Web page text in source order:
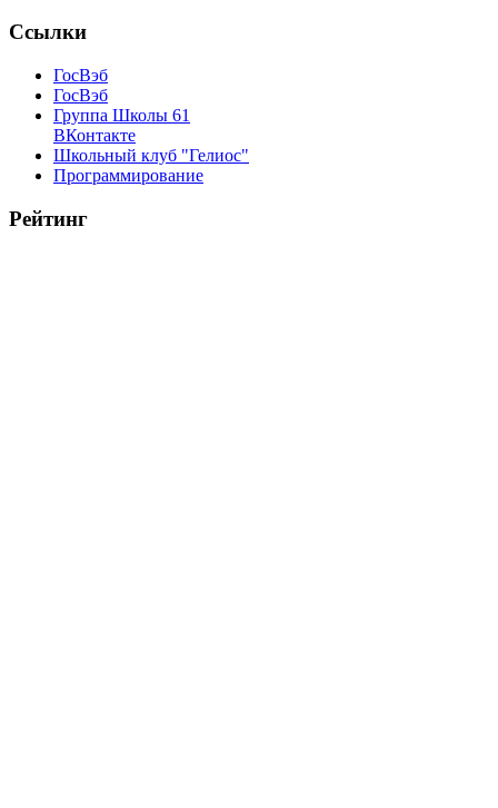
Ссылки
ГосВэб
ГосВэб
Группа Школы 61
ВКонтакте
Школьный клуб "Гелиос"
Программирование
Рейтинг